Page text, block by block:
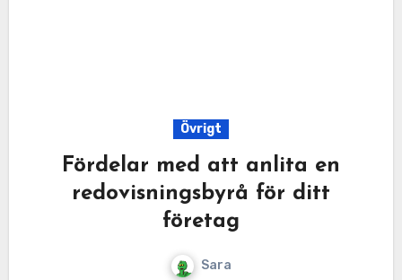
Övrigt
Fördelar med att anlita en
redovisningsbyrå för ditt
företag
Sara